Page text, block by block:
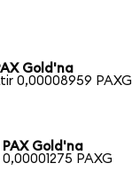
Gold'na
0,00008959 PAXG
Gold'na
PAXG